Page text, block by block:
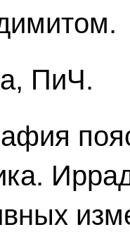
ПиЧ.